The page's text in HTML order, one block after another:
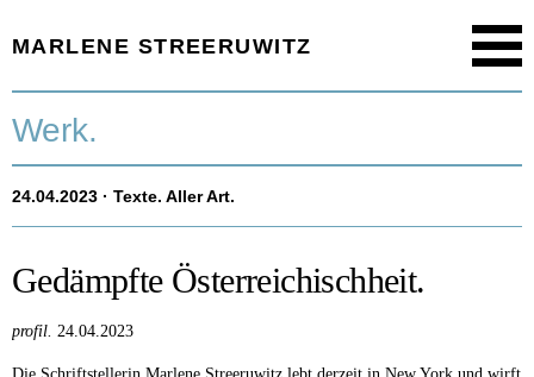
MARLENE STREERUWITZ
Timeline.
Texte.
Aktuell.
Werk.
24.04.2023 · Texte. Aller Art.
Gedämpfte Österreichischheit.
profil. 24.04.2023